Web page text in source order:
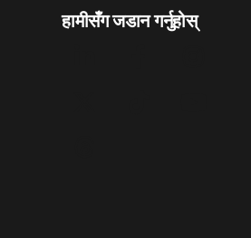
हामीसँग जडान गर्नुहोस्